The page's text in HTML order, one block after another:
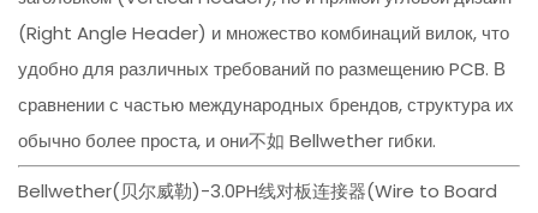
(Right Angle Header) и множество комбинаций вилок, что
удобно для различных требований по размещению PCB. В
сравнении с частью международных брендов, структура их
обычно более проста, и они不如 Bellwether гибки.
Bellwether(贝尔威勒)-3.0PH线对板连接器(Wire to Board